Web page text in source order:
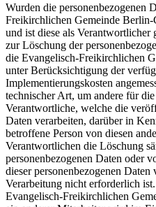
Wurden die personenbezogenen
Freikirchlichen Gemeinde
und ist diese als
zur Löschung der
die Evangelisch-Freikirchlichen
unter Berücksichtigung der
Implementierungskosten
technischer Art, um andere für
Verantwortliche, welche die
Daten verarbeiten, darüber in
betroffene Person von diesen
Verantwortlichen die Löschung
personenbezogenen Daten oder
dieser personenbezogenen
Verarbeitung nicht erforderlich
Evangelisch-Freikirchlichen